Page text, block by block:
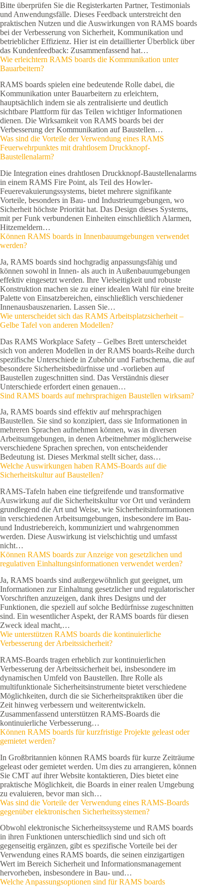
Bitte überprüfen Sie die Registerkarten Partner, Testimonials
und Anwendungsfälle. Dieses Feedback unterstreicht den
praktischen Nutzen und die Auswirkungen von RAMS boards
bei der Verbesserung von Sicherheit, Kommunikation und
betrieblicher Effizienz. Hier ist ein detaillierter Überblick über
das Kundenfeedback: Zusammenfassend hat…
Wie erleichtern RAMS boards die Kommunikation unter
Bauarbeitern?
RAMS boards spielen eine bedeutende Rolle dabei, die
Kommunikation unter Bauarbeitern zu erleichtern,
hauptsächlich indem sie als zentralisierte und deutlich
sichtbare Plattform für das Teilen wichtiger Informationen
dienen. Die Wirksamkeit von RAMS boards bei der
Verbesserung der Kommunikation auf Baustellen…
Was sind die Vorteile der Verwendung eines RAMS
Feuerwehrpunktes mit drahtlosem Druckknopf-
Baustellenalarm?
Die Integration eines drahtlosen Druckknopf-Baustellenalarms
in einem RAMS Fire Point, als Teil des Howler-
Feuerevakuierungssystems, bietet mehrere signifikante
Vorteile, besonders in Bau- und Industrieumgebungen, wo
Sicherheit höchste Priorität hat. Das Design dieses Systems,
mit per Funk verbundenen Einheiten einschließlich Alarmen,
Hitzemeldern…
Können RAMS boards in Innenbauumgebungen verwendet
werden?
Ja, RAMS boards sind hochgradig anpassungsfähig und
können sowohl in Innen- als auch in Außenbauumgebungen
effektiv eingesetzt werden. Ihre Vielseitigkeit und robuste
Konstruktion machen sie zu einer idealen Wahl für eine breite
Palette von Einsatzbereichen, einschließlich verschiedener
Innenausbauszenarien. Lassen Sie…
Wie unterscheidet sich das RAMS Arbeitsplatzsicherheit –
Gelbe Tafel von anderen Modellen?
Das RAMS Workplace Safety – Gelbes Brett unterscheidet
sich von anderen Modellen in der RAMS boards-Reihe durch
spezifische Unterschiede in Zubehör und Farbschema, die auf
besondere Sicherheitsbedürfnisse und -vorlieben auf
Baustellen zugeschnitten sind. Das Verständnis dieser
Unterschiede erfordert einen genauen…
Sind RAMS boards auf mehrsprachigen Baustellen wirksam?
Ja, RAMS boards sind effektiv auf mehrsprachigen
Baustellen. Sie sind so konzipiert, dass sie Informationen in
mehreren Sprachen aufnehmen können, was in diversen
Arbeitsumgebungen, in denen Arbeitnehmer möglicherweise
verschiedene Sprachen sprechen, von entscheidender
Bedeutung ist. Dieses Merkmal stellt sicher, dass…
Welche Auswirkungen haben RAMS-Boards auf die
Sicherheitskultur auf Baustellen?
RAMS-Tafeln haben eine tiefgreifende und transformative
Auswirkung auf die Sicherheitskultur vor Ort und verändern
grundlegend die Art und Weise, wie Sicherheitsinformationen
in verschiedenen Arbeitsumgebungen, insbesondere im Bau-
und Industriebereich, kommuniziert und wahrgenommen
werden. Diese Auswirkung ist vielschichtig und umfasst
nicht…
Können RAMS boards zur Anzeige von gesetzlichen und
regulativen Einhaltungsinformationen verwendet werden?
Ja, RAMS boards sind außergewöhnlich gut geeignet, um
Informationen zur Einhaltung gesetzlicher und regulatorischer
Vorschriften anzuzeigen, dank ihres Designs und der
Funktionen, die speziell auf solche Bedürfnisse zugeschnitten
sind. Ein wesentlicher Aspekt, der RAMS boards für diesen
Zweck ideal macht,…
Wie unterstützen RAMS boards die kontinuierliche
Verbesserung der Arbeitssicherheit?
RAMS-Boards tragen erheblich zur kontinuierlichen
Verbesserung der Arbeitssicherheit bei, insbesondere im
dynamischen Umfeld von Baustellen. Ihre Rolle als
multifunktionale Sicherheitsinstrumente bietet verschiedene
Möglichkeiten, durch die sie Sicherheitspraktiken über die
Zeit hinweg verbessern und weiterentwickeln.
Zusammenfassend unterstützen RAMS-Boards die
kontinuierliche Verbesserung…
Können RAMS boards für kurzfristige Projekte geleast oder
gemietet werden?
In Großbritannien können RAMS boards für kurze Zeiträume
geleast oder gemietet werden. Um dies zu arrangieren, können
Sie CMT auf ihrer Website kontaktieren, Dies bietet eine
praktische Möglichkeit, die Boards in einer realen Umgebung
zu evaluieren, bevor man sich…
Was sind die Vorteile der Verwendung eines RAMS-Boards
gegenüber elektronischen Sicherheitssystemen?
Obwohl elektronische Sicherheitssysteme und RAMS boards
in ihren Funktionen unterschiedlich sind und sich oft
gegenseitig ergänzen, gibt es spezifische Vorteile bei der
Verwendung eines RAMS boards, die seinen einzigartigen
Wert im Bereich Sicherheit und Informationsmanagement
hervorheben, insbesondere in Bau- und…
Welche Anpassungsoptionen sind für RAMS boards